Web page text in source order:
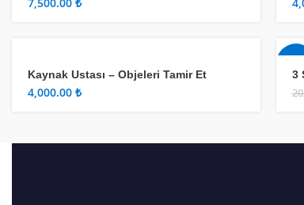
Kaynak Ustası – Objeleri Tamir Et
₺
3